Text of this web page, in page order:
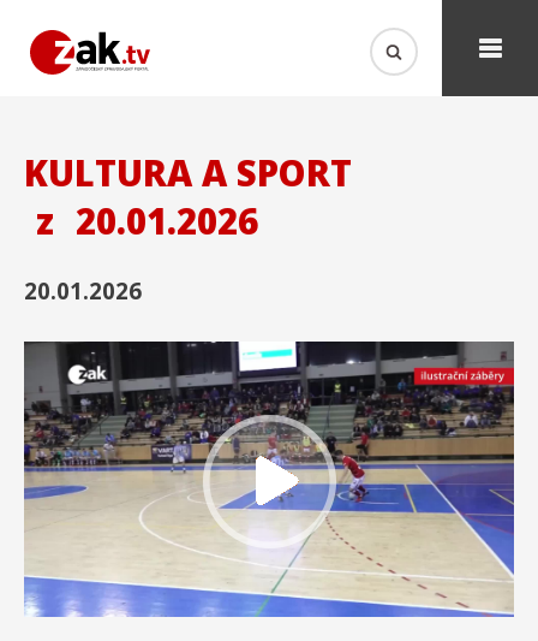
KULTURA A SPORT
z 20.01.2026
20.01.2026